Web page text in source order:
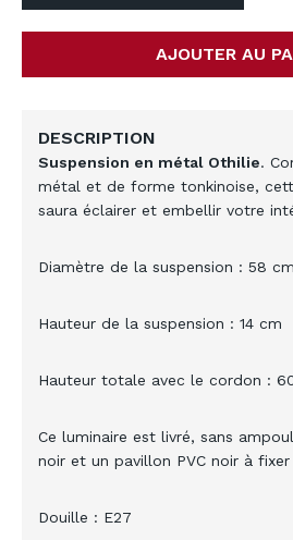
AJOUTER AU
DESCRIPTION
Suspension en métal Othilie.
métal et de forme tonkinoise,
saura éclairer et embellir votre
Diamètre de la suspension : 58 cm
Hauteur de la suspension : 14 cm
Hauteur totale avec le cordon :
Ce luminaire est livré, sans
noir et un pavillon PVC noir à
Douille : E27